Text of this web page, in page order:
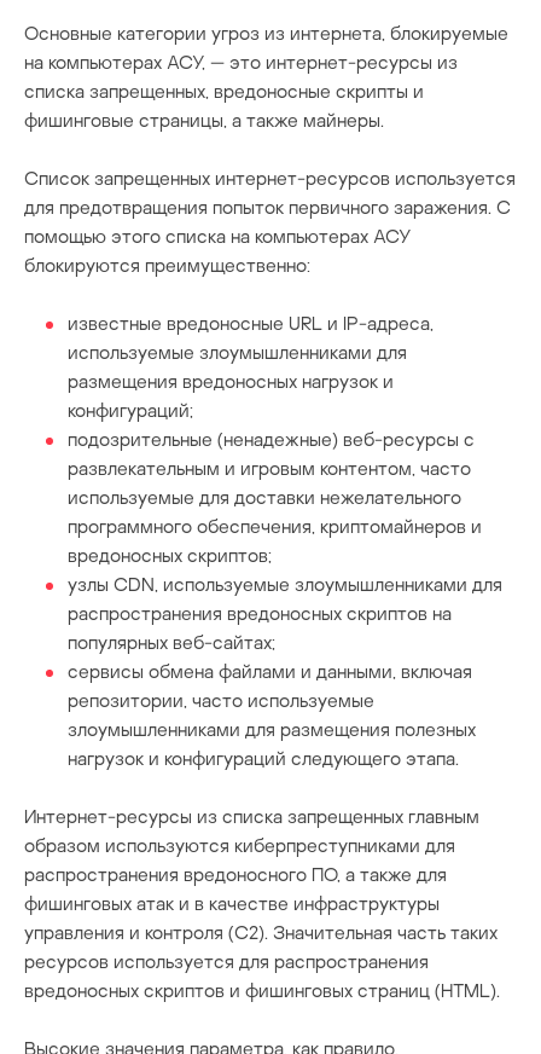
Основные категории угроз из интернета, блокируемые
на компьютерах АСУ, — это интернет-ресурсы из
списка запрещенных, вредоносные скрипты и
фишинговые страницы, а также майнеры.
Список запрещенных интернет-ресурсов используется
для предотвращения попыток первичного заражения. С
помощью этого списка на компьютерах АСУ
блокируются преимущественно:
известные вредоносные URL и IP-адреса,
используемые злоумышленниками для
размещения вредоносных нагрузок и
конфигураций;
подозрительные (ненадежные) веб-ресурсы с
развлекательным и игровым контентом, часто
используемые для доставки нежелательного
программного обеспечения, криптомайнеров и
вредоносных скриптов;
узлы CDN, используемые злоумышленниками для
распространения вредоносных скриптов на
популярных веб-сайтах;
сервисы обмена файлами и данными, включая
репозитории, часто используемые
злоумышленниками для размещения полезных
нагрузок и конфигураций следующего этапа.
Интернет-ресурсы из списка запрещенных главным
образом используются киберпреступниками для
распространения вредоносного ПО, а также для
фишинговых атак и в качестве инфраструктуры
управления и контроля (C2). Значительная часть таких
ресурсов используется для распространения
вредоносных скриптов и фишинговых страниц (HTML).
Высокие значения параметра, как правило,